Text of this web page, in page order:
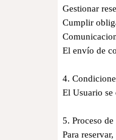
Gestionar
Cumplir
El envío de
4.
El Usuario
5. Proceso de
Para